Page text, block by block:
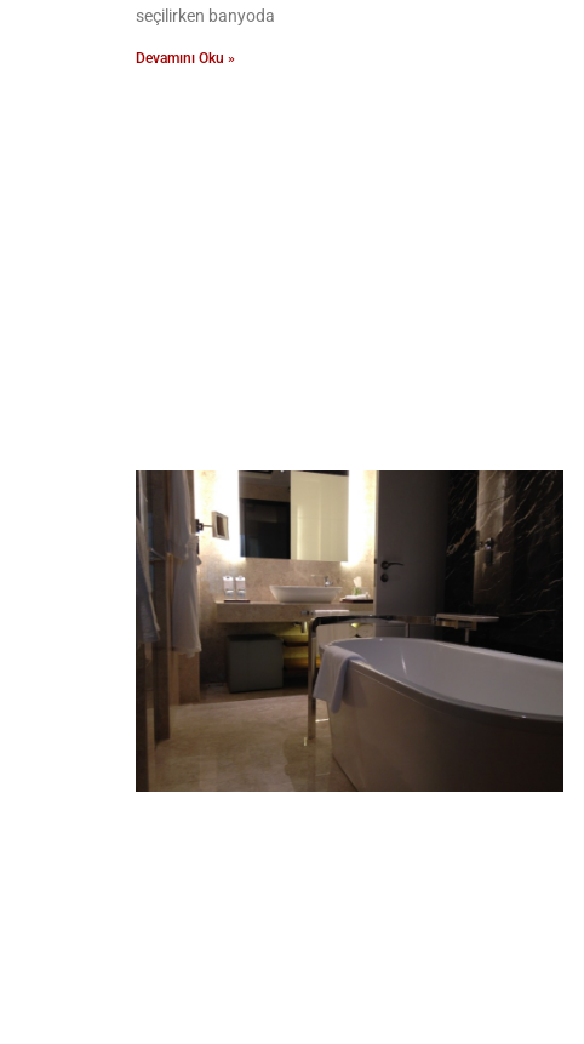
seçilirken banyoda
Devamını Oku »